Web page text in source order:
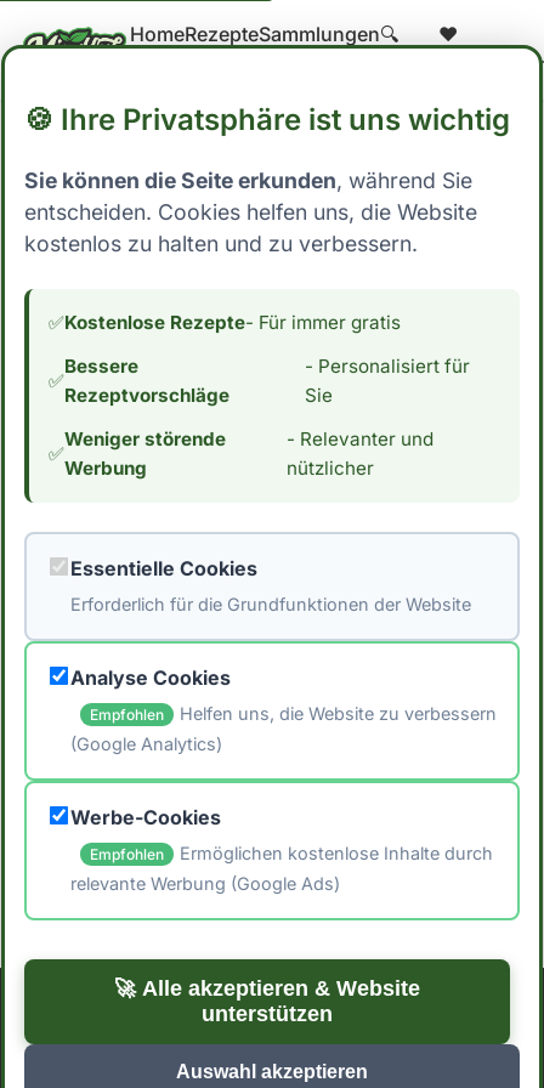
HomeRezepteSammlungen🔍
❤️
Home→Blog→ Snacks
Snacks
Previous 1 2 … 10
🖨️ Artikel drucken
← Zurück zu Blog
Zur Startseite →
ImpressumDatenschutzerklärungCookie-Einstellungen
🍪 Ihre Privatsphäre ist uns wichtig
Sie können die Seite erkunden, während Sie
entscheiden. Cookies helfen uns, die Website
kostenlos zu halten und zu verbessern.
✅Kostenlose Rezepte- Für immer gratis
✅
Bessere
Rezeptvorschläge
- Personalisiert für
Sie
✅
Weniger störende
Werbung
- Relevanter und
nützlicher
Essentielle Cookies
Erforderlich für die Grundfunktionen der Website
Analyse Cookies
Empfohlen
Helfen uns, die Website zu verbessern
(Google Analytics)
Werbe-Cookies
Empfohlen
Ermöglichen kostenlose Inhalte durch
relevante Werbung (Google Ads)
🚀 Alle akzeptieren & Website
unterstützen
Auswahl akzeptieren